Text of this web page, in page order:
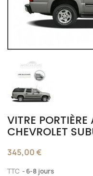
VITRE
CHEVROLET
345,00 €
TTC 6-8 jours